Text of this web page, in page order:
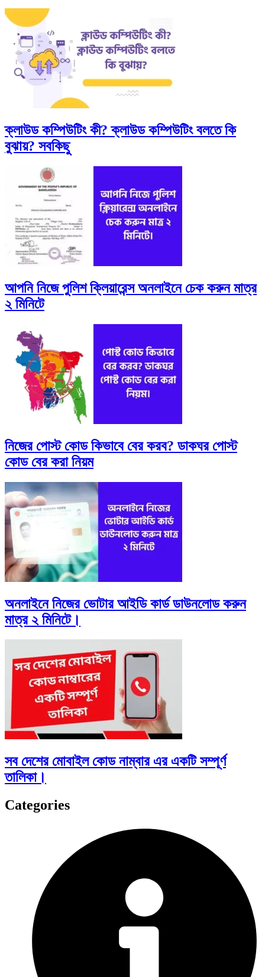
ক্লাউড কম্পিউটিং কী? ক্লাউড কম্পিউটিং বলতে কি
বুঝায়? সবকিছু
আপনি নিজে পুলিশ ক্লিয়ারেন্স অনলাইনে চেক করুন মাত্র
২ মিনিটে
নিজের পোস্ট কোড কিভাবে বের করব? ডাকঘর পোস্ট
কোড বের করা নিয়ম
অনলাইনে নিজের ভোটার আইডি কার্ড ডাউনলোড করুন
মাত্র ২ মিনিটে।
সব দেশের মোবাইল কোড নাম্বার এর একটি সম্পূর্ণ
তালিকা।
Categories